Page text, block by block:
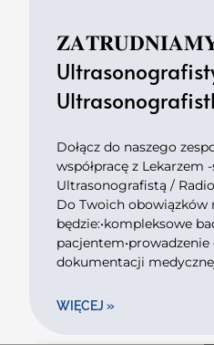
𝐙𝐀𝐓𝐑𝐔𝐃𝐍𝐈𝐀𝐌𝐘
Dołącz do naszego
współpracę z Lekarzem
Ultrasonografistą /
Do Twoich obowiązków
będzie:•kompleksowe
dokumentacji
WIĘCEJ »